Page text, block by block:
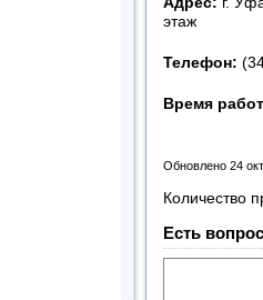
этаж
Телефон:
Время
Обновлено 24
Количество
Есть